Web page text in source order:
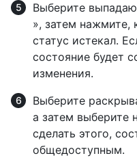
Выберите
», затем нажмите,
статус истекал.
состояние будет
изменения.
Выберите
а затем выберите
сделать этого,
общедоступным.